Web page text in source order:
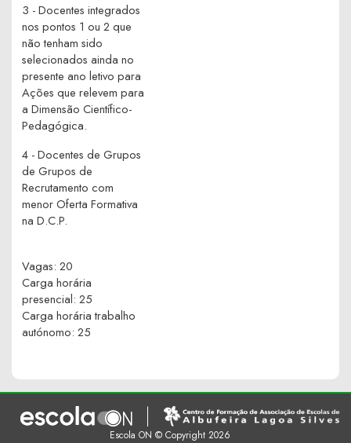
3 - Docentes integrados
nos pontos 1 ou 2 que
não tenham sido
selecionados ainda no
presente ano letivo para
Ações que relevem para
a Dimensão Científico-
Pedagógica.
4 - Docentes de Grupos
de Grupos de
Recrutamento com
menor Oferta Formativa
na D.C.P.
Vagas: 20
Carga horária
presencial: 25
Carga horária trabalho
autónomo: 25
Escola ON © Copyright 2026